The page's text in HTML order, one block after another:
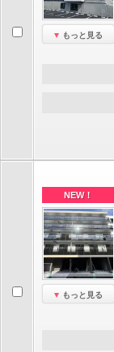
もっと見る
NEW！
もっと見る